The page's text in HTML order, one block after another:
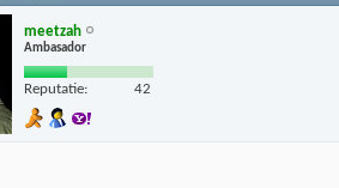
meetzah
Ambasador
Reputatie: 42